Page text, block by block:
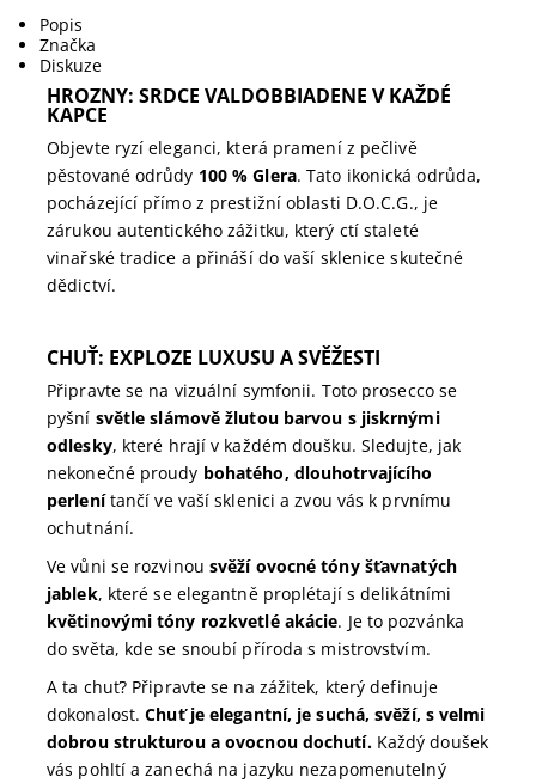
Popis
Značka
Diskuze
HROZNY: SRDCE VALDOBBIADENE V KAŽDÉ
KAPCE
Objevte ryzí eleganci, která pramení z pečlivě
pěstované odrůdy 100 % Glera. Tato ikonická odrůda,
pocházející přímo z prestižní oblasti D.O.C.G., je
zárukou autentického zážitku, který ctí staleté
vinařské tradice a přináší do vaší sklenice skutečné
dědictví.
CHUŤ: EXPLOZE LUXUSU A SVĚŽESTI
Připravte se na vizuální symfonii. Toto prosecco se
pyšní světle slámově žlutou barvou s jiskrnými
odlesky, které hrají v každém doušku. Sledujte, jak
nekonečné proudy bohatého, dlouhotrvajícího
perlenítančí ve vaší sklenici a zvou vás k prvnímu
ochutnání.
Ve vůni se rozvinou svěží ovocné tóny šťavnatých
jablek, které se elegantně proplétají s delikátními
květinovými tóny rozkvetlé akácie. Je to pozvánka
do světa, kde se snoubí příroda s mistrovstvím.
A ta chuť? Připravte se na zážitek, který definuje
dokonalost.Chuť je elegantní, je suchá, svěží, s velmi
dobrou strukturou a ovocnou dochutí.Každý doušek
vás pohltí a zanechá na jazyku nezapomenutelný